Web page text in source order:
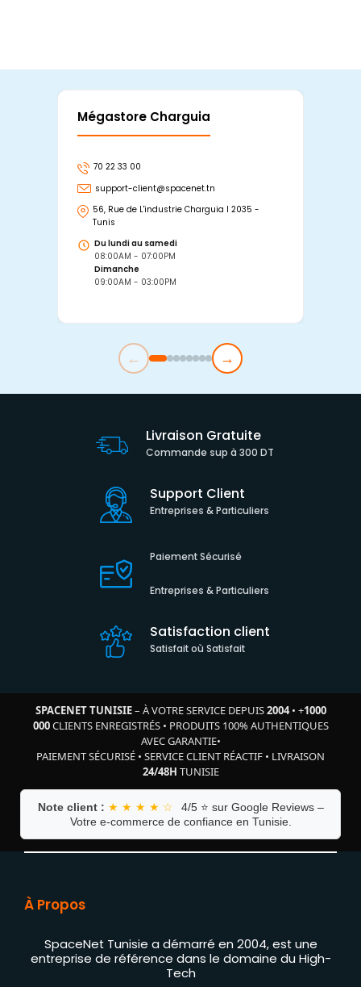
Mégastore Charguia
70 22 33 00
support-client@spacenet.tn
56, Rue de L'industrie Charguia I 2035 -
Tunis
Du lundi au samedi
08:00AM - 07:00PM
Dimanche
09:00AM - 03:00PM
← →
Livraison Gratuite
Commande sup à 300 DT
Support Client
Entreprises & Particuliers
Paiement Sécurisé
Entreprises & Particuliers
Satisfaction client
Satisfait où Satisfait
SPACENET TUNISIE– À VOTRE SERVICE DEPUIS2004• +1000
000CLIENTS ENREGISTRÉS• PRODUITS 100% AUTHENTIQUES
AVEC GARANTIE•
PAIEMENT SÉCURISÉ • SERVICE CLIENT RÉACTIF • LIVRAISON
24/48H TUNISIE
Note client : ★ ★ ★ ★ ☆
4/5 ⭐ sur Google Reviews –
Votre e-commerce de confiance en Tunisie.
À Propos
SpaceNet Tunisie a démarré en 2004, est une
entreprise de référence dans le domaine du High-
Tech